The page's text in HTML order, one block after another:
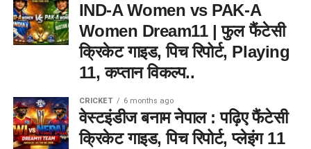
IND-A Women vs PAK-A
Women Dream11 | फुल फैंटेसी
क्रिकेट गाइड, पिच रिपोर्ट, Playing
11, कप्तान विकल्प..
CRICKET 6 months ago
वेस्टइंडीज बनाम नेपाल : पढ़िए फैंटेसी
क्रिकेट गाइड, पिच रिपोर्ट, प्लेइंग 11